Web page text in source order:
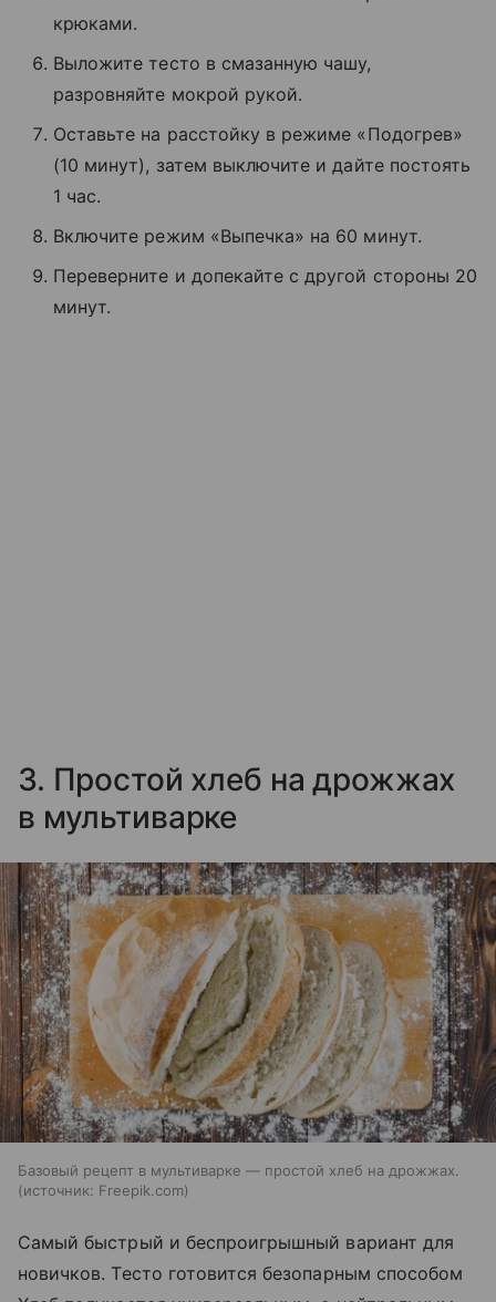
крюками.
Выложите тесто в смазанную чашу,
разровняйте мокрой рукой.
Оставьте на расстойку в режиме «Подогрев»
(10 минут), затем выключите и дайте постоять
1 час.
Включите режим «Выпечка» на 60 минут.
Переверните и допекайте с другой стороны 20
минут.
3. Простой хлеб на дрожжах
в мультиварке
Базовый рецепт в мультиварке — простой хлеб на дрожжах.
источник: Freepik.com
Самый быстрый и беспроигрышный вариант для
новичков. Тесто готовится безопарным способом